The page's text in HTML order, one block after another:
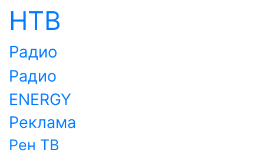
НТВ
Радио
Радио
ENERGY
Реклама
Рен ТВ